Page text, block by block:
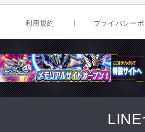
利用規約 プライバシー